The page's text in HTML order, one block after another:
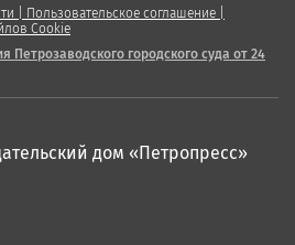
Пользовательское соглашение
Cookie
Петрозаводского городского суда от 24
дом «Петропресс»